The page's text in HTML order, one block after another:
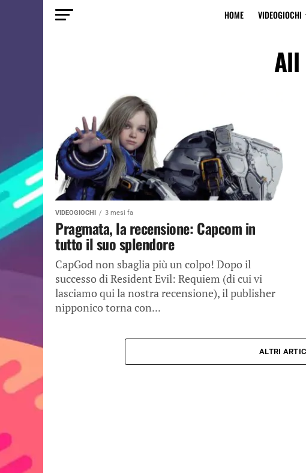
HOME VIDEOGIOCHI
All
VIDEOGIOCHI 3 mesi fa
Pragmata, la recensione: Capcom in
tutto il suo splendore
CapGod non sbaglia più un colpo! Dopo il
successo di Resident Evil: Requiem (di cui vi
lasciamo qui la nostra recensione), il publisher
nipponico torna con...
ALTRI